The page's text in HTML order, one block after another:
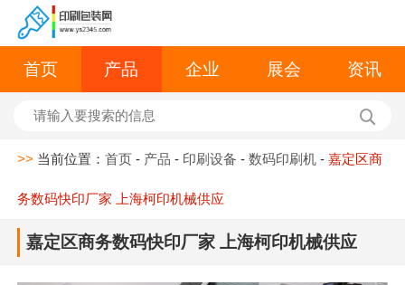
首页 产品 企业 展会 资讯
>> 当前位置：首页 - 产品 - 印刷设备 -数码印刷机 -嘉定区商
务数码快印厂家 上海柯印机械供应
嘉定区商务数码快印厂家 上海柯印机械供应